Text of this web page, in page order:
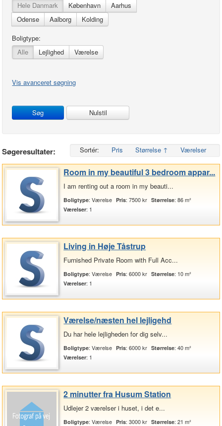
Hele Danmark
København
Aarhus
Odense
Aalborg
Kolding
Boligtype:
Alle
Lejlighed Værelse
Vis avanceret søgning
Nulstil
Søgeresultater: Sortér: Pris Størrelse ↑ Værelser
Room in my beautiful 3 bedroom appar...
I am renting out a room in my beauti...
Boligtype: Værelse Pris: 7500 kr Størrelse: 86 m²
Værelser: 1
Living in Høje Tåstrup
Furnished Private Room with Full Acc...
Boligtype: Værelse Pris: 6000 kr Størrelse: 10 m²
Værelser: 1
Værelse/næsten hel lejligehd
Du har hele lejligheden for dig selv...
Boligtype: Værelse Pris: 6000 kr Størrelse: 40 m²
Værelser: 1
2 minutter fra Husum Station
Udlejer 2 værelser i huset, i det e...
Boligtype: Værelse Pris: 3000 kr Størrelse: 21 m²